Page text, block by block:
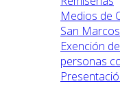
Medios de
San
Exención
personas